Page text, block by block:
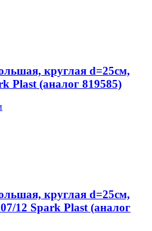
круглая d=25см,
Plast (аналог 819585)
круглая d=25см,
12 Spark Plast (аналог